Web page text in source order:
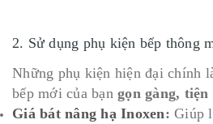
2. Sử dụng phụ kiện bếp thông
Những phụ kiện hiện đại chính
bếp mới của bạn gọn gàng,
Giá bát nâng hạ Inoxen: Giúp